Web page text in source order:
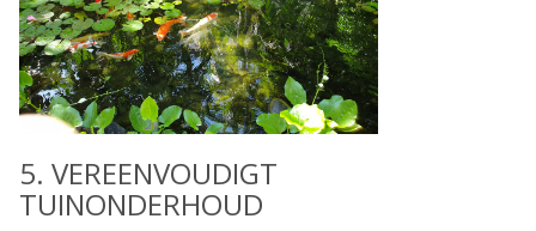
5. VEREENVOUDIGT
TUINONDERHOUD